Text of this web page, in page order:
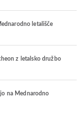
letališče
z letalsko družbo
na Mednarodno